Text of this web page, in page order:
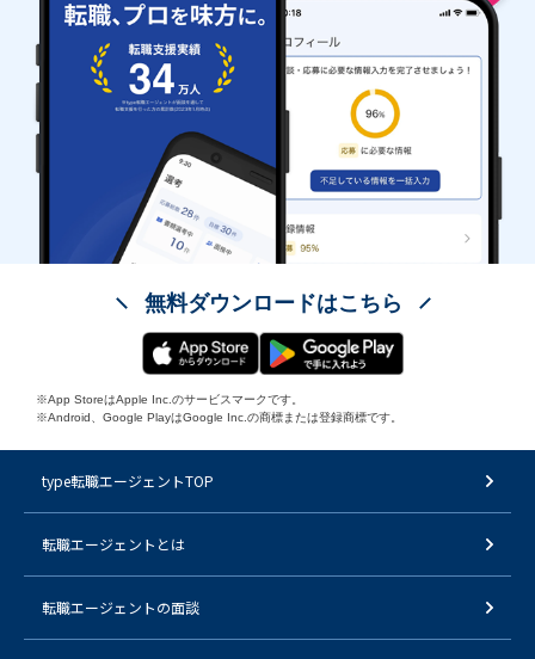
無料ダウンロードはこちら
※App StoreはApple Inc.のサービスマークです。
※Android、Google PlayはGoogle Inc.の商標または登録商標です。
type転職エージェントTOP
転職エージェントとは
転職エージェントの面談